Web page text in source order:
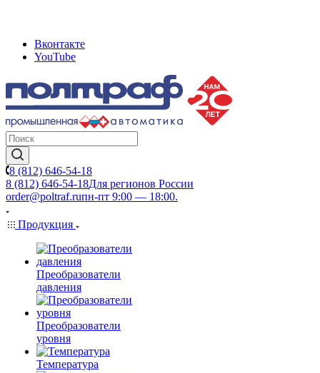
Вконтакте
YouTube
8 (812) 646-54-18
8 (812) 646-54-18Для регионов России
order@poltraf.ruпн-пт 9:00 — 18:00.
Продукция
Преобразователи
давления
Преобразователи
уровня
Температура